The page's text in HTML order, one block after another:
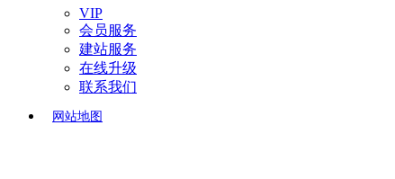
VIP
会员服务
建站服务
在线升级
联系我们
网站地图